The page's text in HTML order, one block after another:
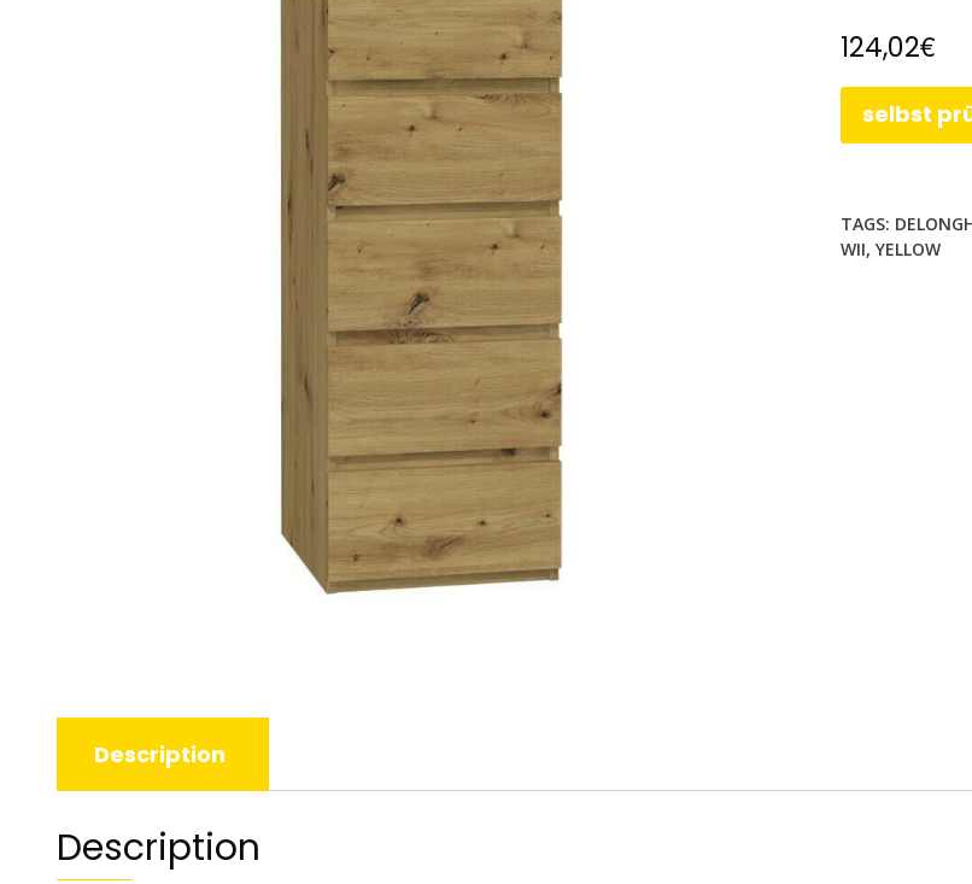
124,02€
selbst
TAGS:
WII, YELLOW
Description
Description